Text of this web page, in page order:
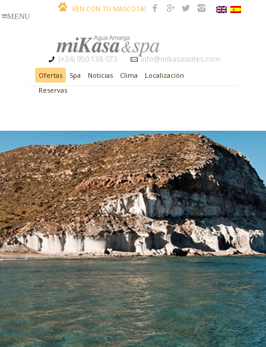
(+34) 950 138 073 info@mikasasuites.com
VEN CON TU MASCOTA!
Ofertas Spa Noticias Clima
Localización
Reservas